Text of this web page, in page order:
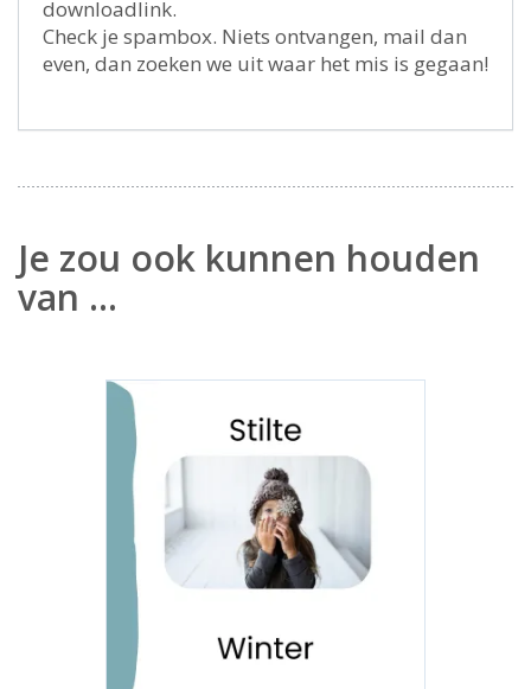
downloadlink.
Check je spambox. Niets ontvangen, mail dan
even, dan zoeken we uit waar het mis is gegaan!
Je zou ook kunnen houden
van …